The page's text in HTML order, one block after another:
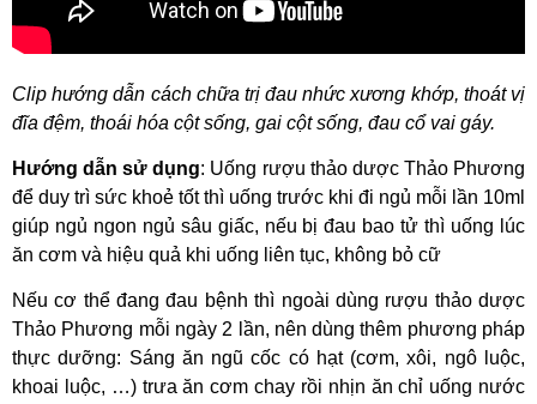
Clip hướng dẫn cách chữa trị đau nhức xương khớp, thoát vị
đĩa đệm, thoái hóa cột sống, gai cột sống, đau cổ vai gáy.
Hướng dẫn sử dụng: Uống rượu thảo dược Thảo Phương
để duy trì sức khoẻ tốt thì uống trước khi đi ngủ mỗi lần 10ml
giúp ngủ ngon ngủ sâu giấc, nếu bị đau bao tử thì uống lúc
ăn cơm và hiệu quả khi uống liên tục, không bỏ cữ
Nếu cơ thể đang đau bệnh thì ngoài dùng rượu thảo dược
Thảo Phương mỗi ngày 2 lần, nên dùng thêm phương pháp
thực dưỡng: Sáng ăn ngũ cốc có hạt (cơm, xôi, ngô luộc,
khoai luộc, …) trưa ăn cơm chay rồi nhịn ăn chỉ uống nước